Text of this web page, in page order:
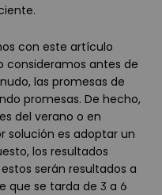
con este artículo
consideramos antes de
las promesas de
promesas. De hecho,
del verano o en
solución es adoptar un
los resultados
serán resultados a
que se tarda de 3 a 6